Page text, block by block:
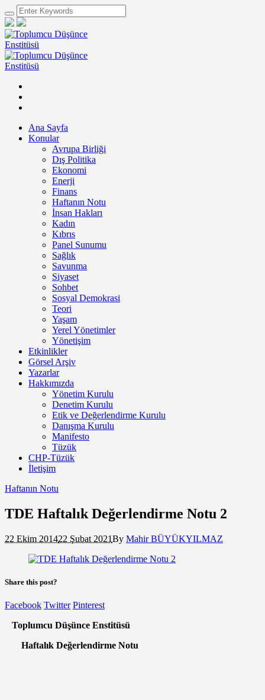
Ana Sayfa
Konular
Avrupa Birliği
Dış Politika
Ekonomi
Enerji
Finans
Haftanın Notu
İnsan Hakları
Kadın
Kıbrıs
Panel Sunumu
Sağlık
Savunma
Siyaset
Sohbet
Sosyal Demokrasi
Teori
Yaşam
Yerel Yönetimler
Yönetişim
Etkinlikler
Görsel Arşiv
Yazarlar
Hakkımızda
Yönetim Kurulu
Denetim Kurulu
Etik ve Değerlendirme Kurulu
Danışma Kurulu
Manifesto
Tüzük
CHP-Tüzük
İletişim
Haftanın Notu
TDE Haftalık Değerlendirme Notu 2
22 Ekim 201422 Şubat 2021By Mahir BÜYÜKYILMAZ
Share this post?
Facebook Twitter Pinterest
Toplumcu Düşünce Enstitüsü
Haftalık Değerlendirme Notu